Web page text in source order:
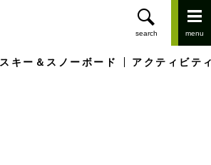
スキー＆スノーボード アクティビテ